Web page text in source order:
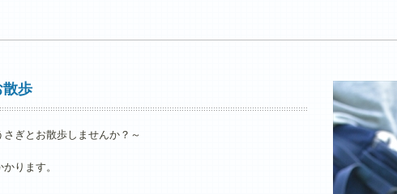
散歩
さぎとお散歩しませんか？～
ります。